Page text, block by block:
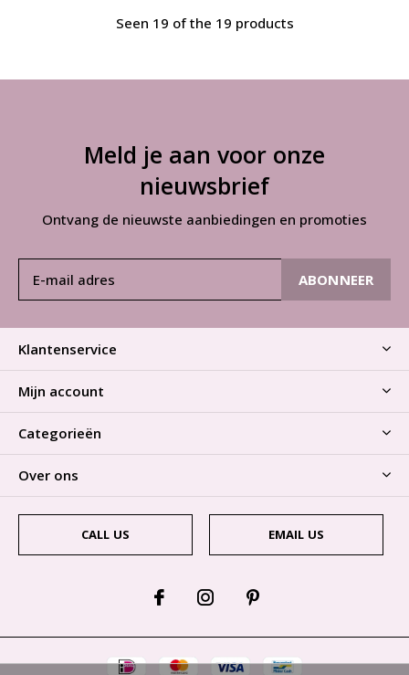
Seen 19 of the 19 products
Meld je aan voor onze
nieuwsbrief
Ontvang de nieuwste aanbiedingen en promoties
ABONNEER
Klantenservice
Mijn account
Categorieën
Over ons
CALL US EMAIL US